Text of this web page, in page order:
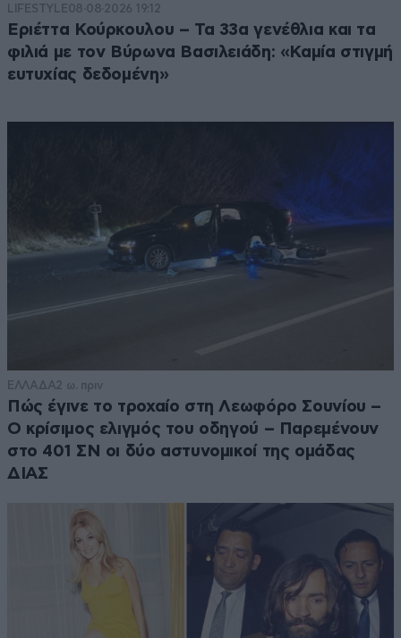
LIFESTYLE08·08·2026 19:12
Εριέττα Κούρκουλου – Τα 33α γενέθλια και τα
φιλιά με τον Βύρωνα Βασιλειάδη: «Καμία στιγμή
ευτυχίας δεδομένη»
ΕΛΛΑΔΑ2 ω. πριν
Πώς έγινε το τροχαίο στη Λεωφόρο Σουνίου –
Ο κρίσιμος ελιγμός του οδηγού – Παρεμένουν
στο 401 ΣΝ οι δύο αστυνομικοί της ομάδας
ΔΙΑΣ